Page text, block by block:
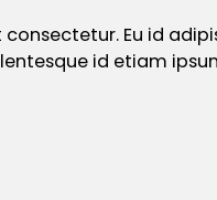
Eu id
id etiam